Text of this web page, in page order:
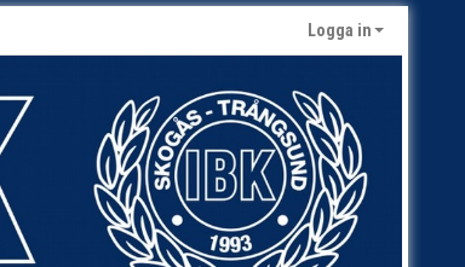
Logga in